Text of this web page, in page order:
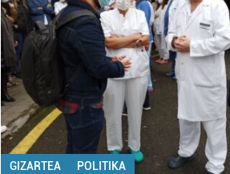
GIZARTEA POLITIKA